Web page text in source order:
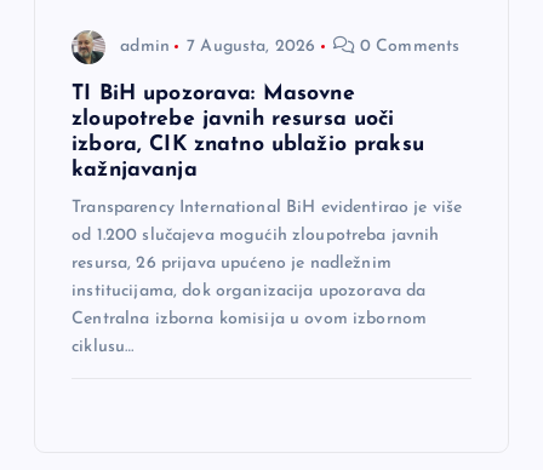
admin 7 Augusta, 2026 0 Comments
TI BiH upozorava: Masovne
zloupotrebe javnih resursa uoči
izbora, CIK znatno ublažio praksu
kažnjavanja
Transparency International BiH evidentirao je više
od 1.200 slučajeva mogućih zloupotreba javnih
resursa, 26 prijava upućeno je nadležnim
institucijama, dok organizacija upozorava da
Centralna izborna komisija u ovom izbornom
ciklusu…